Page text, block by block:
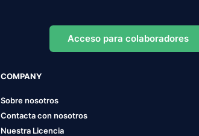
Acceso para colaboradores
COMPANY
Sobre nosotros
Contacta con nosotros
Nuestra Licencia